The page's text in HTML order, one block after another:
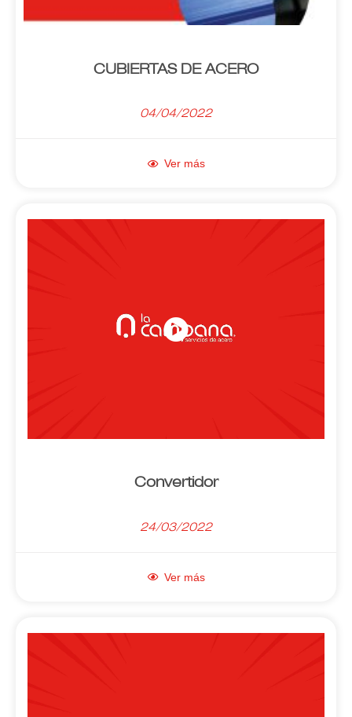
CUBIERTAS DE ACERO
04/04/2022
Ver más
Convertidor
24/03/2022
Ver más